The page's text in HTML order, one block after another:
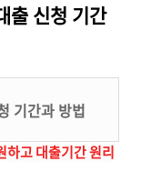
신청 기간
기간과 방법
하고 대출기간 원리